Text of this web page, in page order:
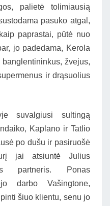
palietė tolimiausią
pasuko atgal,
paprastai, pūtė nuo
jo padedama, Kerola
žvejus,
ir drąsuolius
suvalgiusi sultingą
Kaplano ir Tatlio
po dušu ir pasiruošė
jai atsiuntė Julius
partneris. Ponas
darbo Vašingtone,
šiuo klientu, senu jo